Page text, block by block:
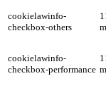
cookielawinfo-
checkbox-others
cookielawinfo-
checkbox-performance